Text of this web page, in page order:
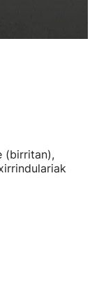
(birritan),